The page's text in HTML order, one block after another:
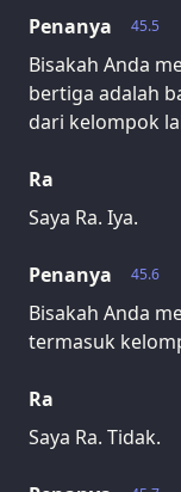
45.5
Penanya
Bisakah Anda
bertiga adalah
dari kelompok
Ra
Saya Ra. Iya.
45.6
Penanya
Bisakah Anda
termasuk
Ra
Saya Ra. Tidak.